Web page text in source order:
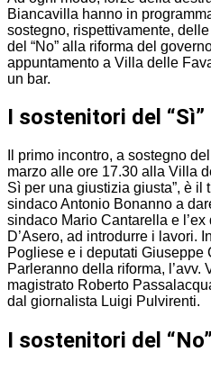
Biancavilla hanno in
sostegno, rispettivamente,
del “No” alla riforma del
appuntamento a Villa delle
un bar.
I sostenitori del “Sì”
Il primo incontro, a sostegno
marzo alle ore 17.30 alla Villa
Sì per una giustizia giusta”, è il
sindaco Antonio Bonanno a
sindaco Mario Cantarella e l’ex
D’Asero, ad introdurre i lavori.
Pogliese e i deputati
Parleranno della riforma, l’avv.
magistrato Roberto
dal giornalista Luigi Pulvirenti.
I sostenitori del “No”